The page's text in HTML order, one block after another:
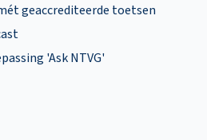
geaccrediteerde toetsen
'Ask NTVG'